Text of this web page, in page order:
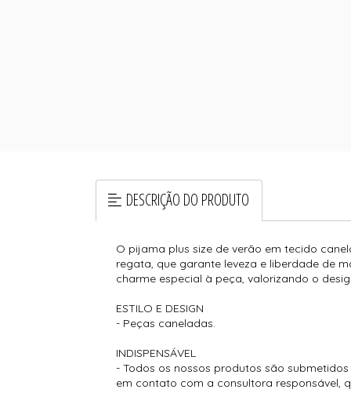
DESCRIÇÃO DO PRODUTO
O pijama plus size de verão em tecido
regata, que garante leveza e liberdade de
charme especial à peça, valorizando o
ESTILO E DESIGN
- Peças caneladas.
INDISPENSÁVEL
- Todos os nossos produtos são
em contato com a consultora responsável,